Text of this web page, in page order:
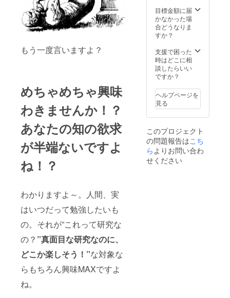
もう一度言いますよ？
めちゃめちゃ興味
わきませんか！？
あなたの知の欲求
が半端ないですよ
ね！？
わかりますよ～。人間、実
はいつだって勉強したいも
の。それが”これって研究な
の？ ”真面目な研究なのに、
どこか楽しそう！”な対象な
らもちろん興味MAXですよ
ね。
リー入場チケッ
ト1枚 ・1999年
にイグノーベル
健康管理賞を受
キーの「出産補
助装置」という
非常に重要な研
究の設計図をデ
アファイル ※展
示会内での販売
クリアファイル
とデザインが異
なった限定デザ
インとなりま
す。 も含みま
す。 ※記載して
欲しいお名前を
目標金額に届
かなかった場
合どうなりま
すか？
支援で困った
時はどこに相
談したらいい
ですか？
ヘルプページを
見る
このプロジェクト
の問題報告はこち
らよりお問い合わ
せください